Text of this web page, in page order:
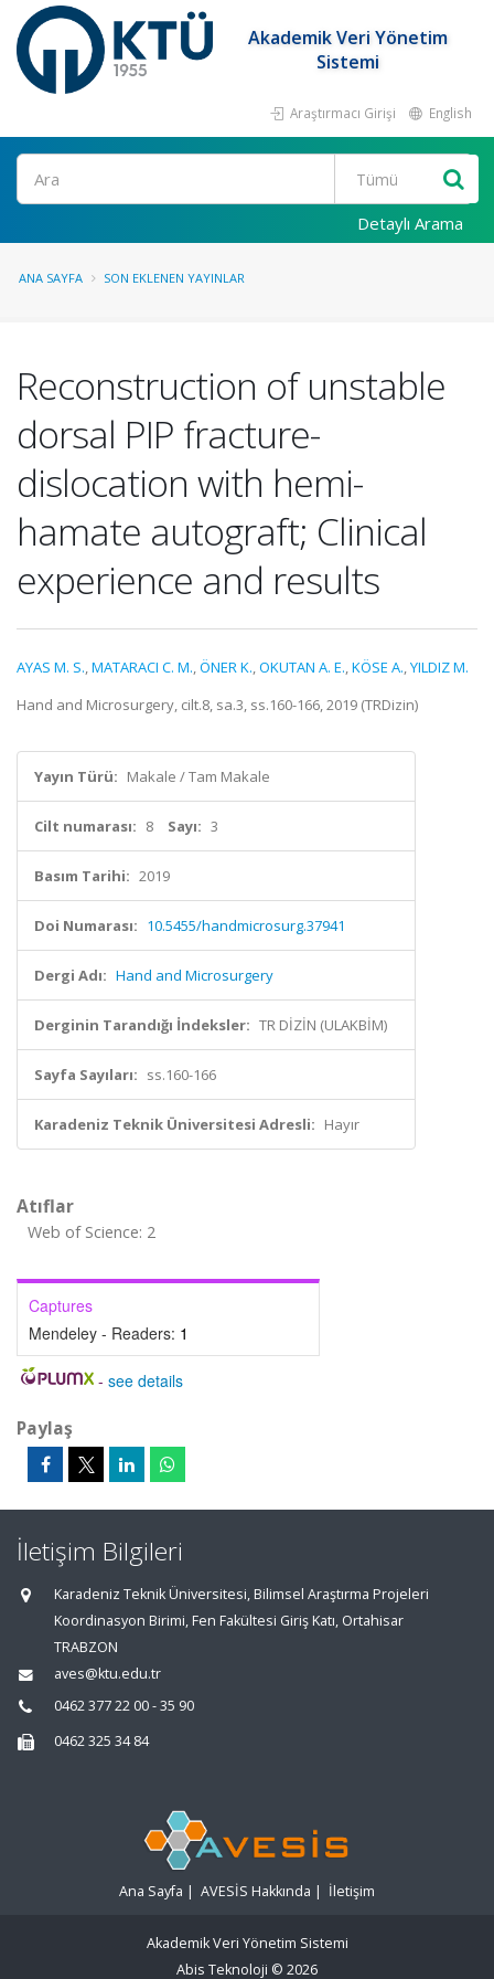
Akademik Veri Yönetim
Sistemi
Araştırmacı Girişi English
Ara
Detaylı Arama
ANA SAYFA SON EKLENEN YAYINLAR
Reconstruction of unstable
dorsal PIP fracture-
dislocation with hemi-
hamate autograft; Clinical
experience and results
AYAS M. S.,MATARACI C. M.,ÖNER K.,OKUTAN A. E.,KÖSE A.,YILDIZ M.
Hand and Microsurgery, cilt.8, sa.3, ss.160-166, 2019 (TRDizin)
Yayın Türü: Makale / Tam Makale
Cilt numarası: 8 Sayı: 3
Basım Tarihi: 2019
Doi Numarası: 10.5455/handmicrosurg.37941
Dergi Adı: Hand and Microsurgery
Derginin Tarandığı İndeksler: TR DİZİN (ULAKBİM)
Sayfa Sayıları: ss.160-166
Karadeniz Teknik Üniversitesi Adresli: Hayır
Atıflar
Web of Science: 2
Captures
Mendeley - Readers: 1
- see details
Paylaş
İletişim Bilgileri
Karadeniz Teknik Üniversitesi, Bilimsel Araştırma Projeleri
Koordinasyon Birimi, Fen Fakültesi Giriş Katı, Ortahisar
TRABZON
aves@ktu.edu.tr
0462 377 22 00 - 35 90
0462 325 34 84
Ana Sayfa | AVESİS Hakkında | İletişim
Akademik Veri Yönetim Sistemi
Abis Teknoloji © 2026